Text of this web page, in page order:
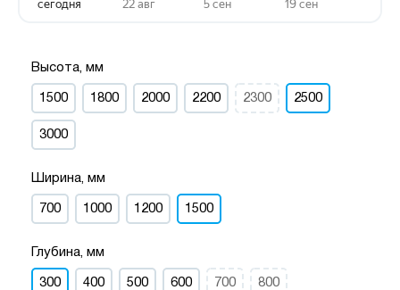
Высота, мм
1500 1800 2000 2200 2300 2500
3000
Ширина, мм
700 1000 1200 1500
Глубина, мм
300 400 500 600 700 800